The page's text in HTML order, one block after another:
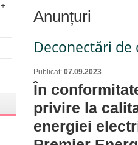
+
Anunțuri
Deconectări
Publicat: 07.09.2023
În
privire la
energiei